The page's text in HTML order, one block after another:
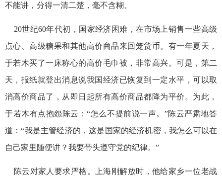
不能讲，分得一清二楚，毫不含糊。
20世纪60年代初，国家经济困难，在市场上销售一些高级
点心、高级糖果和其他高价商品来回笼货币。有一年夏天，
于若木买了一床称心的高价毛巾被，非常高兴。可是，第二
天，报纸就登出消息说我国经济已恢复到一定水平，可以取
消高价商品了，从即日起所有高价商品都降为平价。为此，
于若木有点抱怨陈云：“怎么不提前说一声。”陈云严肃地答
道：“我是主管经济的，这是国家的经济机密，我怎么可以在
自己家里随便讲？我要带头遵守党的纪律。”
陈云对家人要求严格。上海刚解放时，他给家乡一位老战